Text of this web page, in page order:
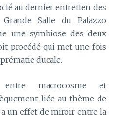
au dernier entretien des
Salle du Palazzo
une symbiose des deux
procédé qui met une fois
ducale.
entre macrocosme et
liée au thème de
un effet de miroir entre la